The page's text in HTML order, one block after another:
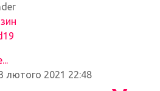
лютого 2021 22:48